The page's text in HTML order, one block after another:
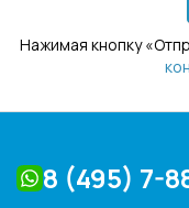
Нажимая кнопку
8 (495) 7-